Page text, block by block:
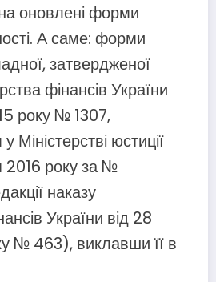
оновлені форми
А саме: форми
затвердженої
фінансів України
року № 1307,
Міністерстві юстиції
2016 року за №
наказу
України від 28
№ 463), виклавши її в